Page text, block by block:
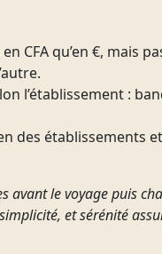
CFA qu’en €, mais
l’établissement :
des établissements
avant le voyage puis
et sérénité